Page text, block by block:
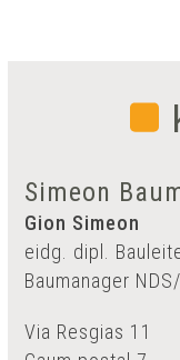
Simeon
Gion Simeon
eidg. dipl.
Baumanager
Via Resgias 11